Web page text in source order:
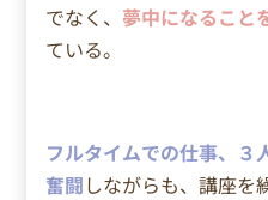
でなく、 夢中になること
ている。
フルタイムでの仕事、３
奮闘しながらも、講座を